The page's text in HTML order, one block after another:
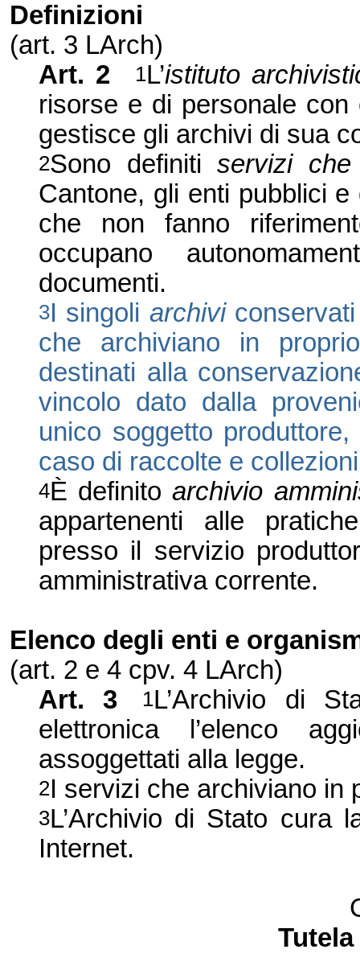
Definizioni
(art. 3 LArch)
Art. 2
1L’istituto
risorse e di personale
gestisce gli archivi di sua
2Sono definitiservizi
Cantone, gli enti pubblici
che non fanno
occupano
documenti.
3I singoli archiviconservati
che archiviano in
destinati alla
vincolo dato dalla
unico soggetto
caso di raccolte e
4È definitoarchivio
appartenenti alle
presso il servizio
amministrativa corrente.
Elenco degli enti e
(art. 2 e 4 cpv. 4 LArch)
Art. 3
1L’Archivio di
elettronica l’elenco
assoggettati alla legge.
2I servizi che archiviano in
3L’Archivio di Stato cura
Internet.